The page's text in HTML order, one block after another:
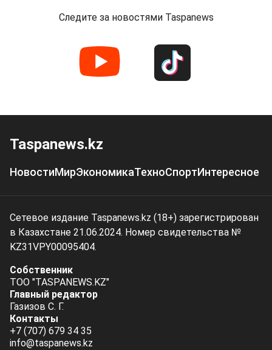
Следите за новостями Taspanews
Taspanews.kz
НовостиМирЭкономикаТехноСпортИнтересное
Сетевое издание Taspanews.kz (18+) зарегистрирован
в Казахстане 21.06.2024. Номер свидетельства №
KZ31VPY00095404.
Собственник
ТОО "TASPANEWS.KZ"
Главный редактор
Газизов С. Г.
Контакты
+7 (707) 679 34 35
info@taspanews.kz